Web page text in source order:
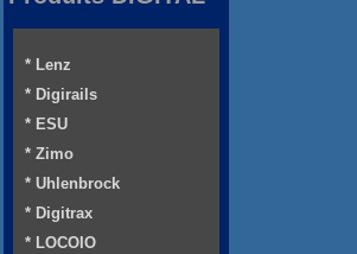
* Lenz
* Digirails
* ESU
* Zimo
* Uhlenbrock
* Digitrax
* LOCOIO